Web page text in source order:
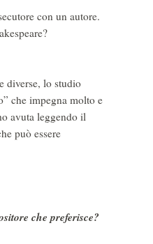
con un autore.
diverse, lo studio
che impegna molto e
avuta leggendo il
può essere
che preferisce?